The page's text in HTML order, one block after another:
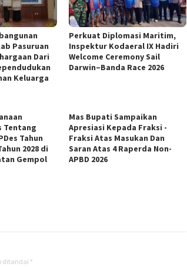
Pasuruan
Dari
Keluarga
Perkuat Diplomasi Maritim,
Inspektur Kodaeral IX Hadiri
Welcome Ceremony Sail
Darwin–Banda Race 2026
Tentang
Tahun
2028 di
Gempol
Mas Bupati Sampaikan
Apresiasi Kepada Fraksi -
Fraksi Atas Masukan Dan
Saran Atas 4 Raperda Non-
APBD 2026
ditandai *